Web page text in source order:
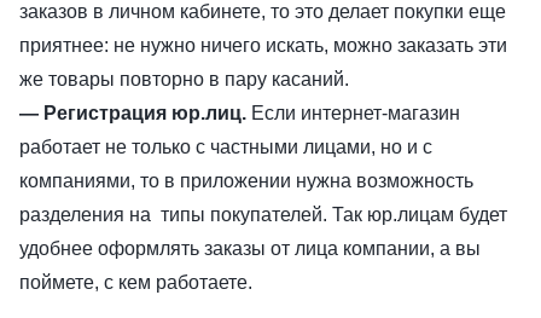
заказов в личном кабинете, то это делает покупки еще
приятнее: не нужно ничего искать, можно заказать эти
же товары повторно в пару касаний.
— Регистрация юр.лиц. Если интернет-магазин
работает не только с частными лицами, но и с
компаниями, то в приложении нужна возможность
разделения на типы покупателей. Так юр.лицам будет
удобнее оформлять заказы от лица компании, а вы
поймете, с кем работаете.